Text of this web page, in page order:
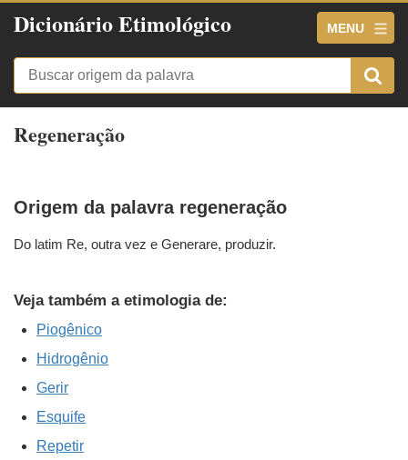
Dicionário Etimológico MENU
Regeneração
Origem da palavra regeneração
Do latim Re, outra vez e Generare, produzir.
Veja também a etimologia de:
Piogênico
Hidrogênio
Gerir
Esquife
Repetir